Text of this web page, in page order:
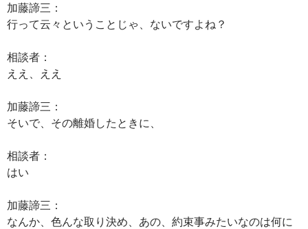
加藤諦三：
行って云々ということじゃ、ないですよね？
相談者：
ええ、ええ
加藤諦三：
そいで、その離婚したときに、
相談者：
はい
加藤諦三：
なんか、色んな取り決め、あの、約束事みたいなのは何に